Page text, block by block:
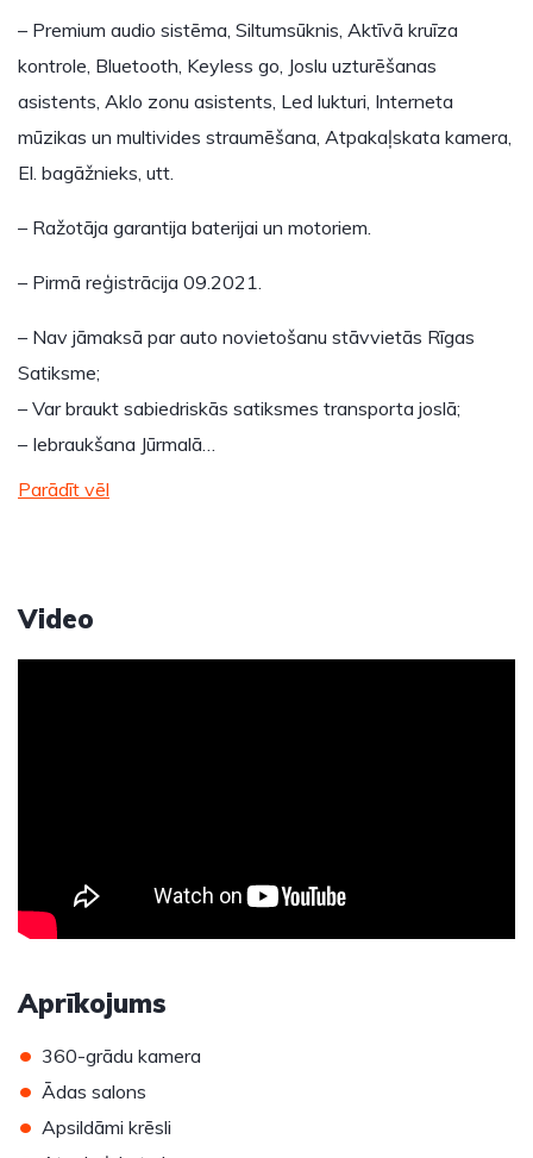
– Premium audio sistēma, Siltumsūknis, Aktīvā kruīza
kontrole, Bluetooth, Keyless go, Joslu uzturēšanas
asistents, Aklo zonu asistents, Led lukturi, Interneta
mūzikas un multivides straumēšana, Atpakaļskata kamera,
El. bagāžnieks, utt.
– Ražotāja garantija baterijai un motoriem.
– Pirmā reģistrācija 09.2021.
– Nav jāmaksā par auto novietošanu stāvvietās Rīgas
Satiksme;
– Var braukt sabiedriskās satiksmes transporta joslā;
– Iebraukšana Jūrmalā…
Parādīt vēl
Video
Aprīkojums
• 360-grādu kamera
• Ādas salons
• Apsildāmi krēsli